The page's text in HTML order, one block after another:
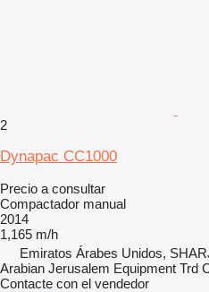
2
Dynapac CC1000
Precio a consultar
Compactador manual
2014
1,165 m/h
Emiratos Árabes Unidos,
Arabian Jerusalem Equipment Trd
Contacte con el vendedor